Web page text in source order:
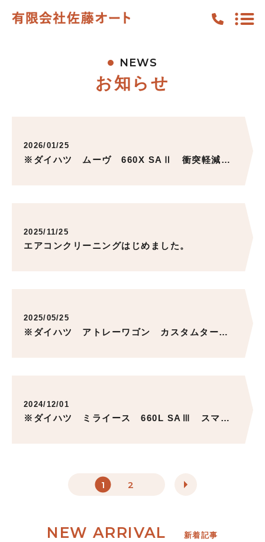
WORKS
求人情報
NEWS
お知らせ
2026/01/25
※ダイハツ ムーヴ 660X SAⅡ 衝突軽減ブレーキ スマホ連動型オーディオ ご成約いただきました。ありがとうございました。
2025/11/25
エアコンクリーニングはじめました。
2025/05/25
※ダイハツ アトレーワゴン カスタムターボRS ナビTV HID 前後カメラドライブレコーダー ご成約いただきました。ありがとうございました。
2024/12/01
※ダイハツ ミライース 660L SAⅢ スマアシ ナビ バックカメラ BLUETOOTHご成約いただきました。ありがとうございました。
1 2
NEW ARRIVAL 新着記事